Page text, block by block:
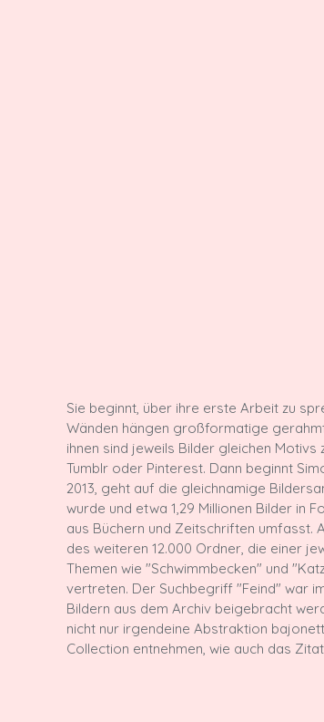
Sie beginnt, über ihre erste Arbeit zu
Wänden hängen großformatige
ihnen sind jeweils Bilder gleichen
Tumblr oder Pinterest. Dann beginnt
2013, geht auf die gleichnamige
wurde und etwa 1,29 Millionen Bilder in
aus Büchern und Zeitschriften umfasst.
des weiteren 12.000 Ordner, die einer
Themen wie "Schwimmbecken" und
vertreten. Der Suchbegriff "Feind" war
Bildern aus dem Archiv beigebracht
nicht nur irgendeine Abstraktion
Collection entnehmen, wie auch das